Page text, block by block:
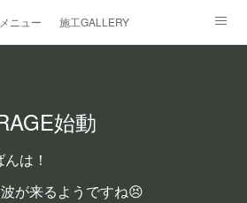
ニュー 施工GALLERY
始動
は！
が来るようですね😣